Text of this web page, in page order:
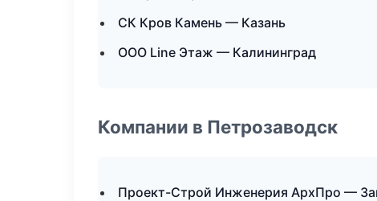
СК Кров Камень — Казань
ООО Line Этаж — Калининград
Компании в Петрозаводск
Проект-Строй Инженерия АрхПро —